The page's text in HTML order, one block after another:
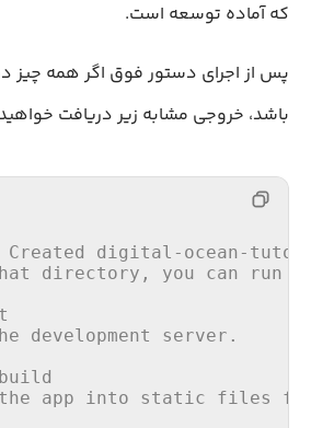
که آماده توسعه است.
پس از اجرای دستور فوق اگر همه
باشد، خروجی مشابه زیر دریافت
Created digital-ocean-
directory , you can run
development server.
the app into static files for